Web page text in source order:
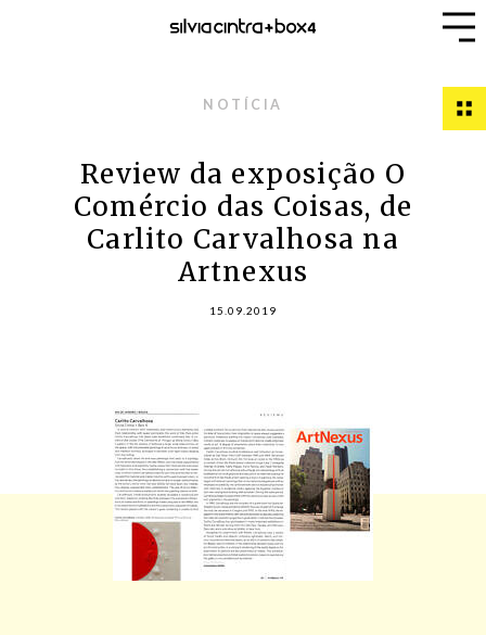
NOTÍCIA
Review da exposição O
Comércio das Coisas, de
Carlito Carvalhosa na
Artnexus
15.09.2019